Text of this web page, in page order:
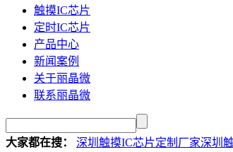
触摸IC芯片
定时IC芯片
产品中心
新闻案例
关于丽晶微
联系丽晶微
大家都在搜： 深圳触摸IC芯片定制厂家深圳